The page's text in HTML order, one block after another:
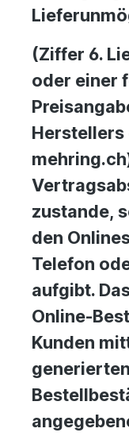
(Ziffer 6.
oder einer
zustande,
den
Telefon
aufgibt.
Online-
Kunden